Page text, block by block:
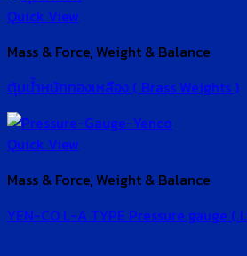
Quick View
Mass & Force, Weight & Balance
ตุ้มน้ำหนักทองเหลือง ( Brass Weights )
Quick View
Mass & Force, Weight & Balance
YEN-CO L-A TYPE Pressure gauge